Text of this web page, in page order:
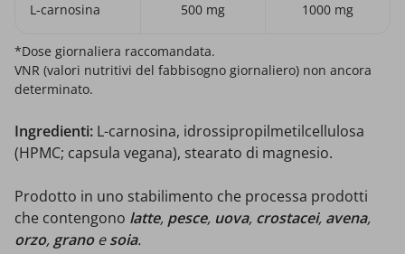
L-carnosina 500 mg 1000 mg
*Dose giornaliera raccomandata.
VNR (valori nutritivi del fabbisogno giornaliero) non ancora
determinato.
Ingredienti: L-carnosina, idrossipropilmetilcellulosa
(HPMC; capsula vegana), stearato di magnesio.
Prodotto in uno stabilimento che processa prodotti
che contengono latte, pesce, uova, crostacei, avena,
orzo, granoesoia.